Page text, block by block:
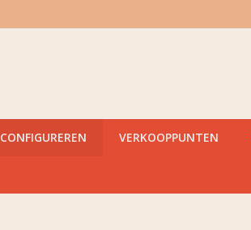
CONFIGUREREN VERKOOPPUNTEN